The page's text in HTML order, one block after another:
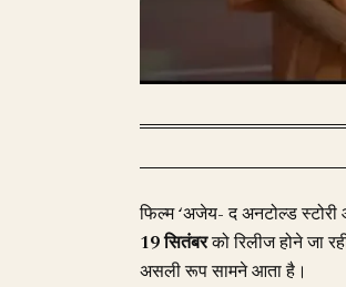
फिल्म ‘अजेय- द अनटोल्ड
19 सितंबरको रिलीज होने जा
असली रूप सामने आता है।